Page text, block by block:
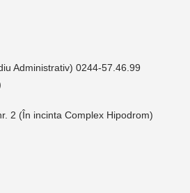
Administrativ) 0244-57.46.99
2 (În incinta Complex Hipodrom)